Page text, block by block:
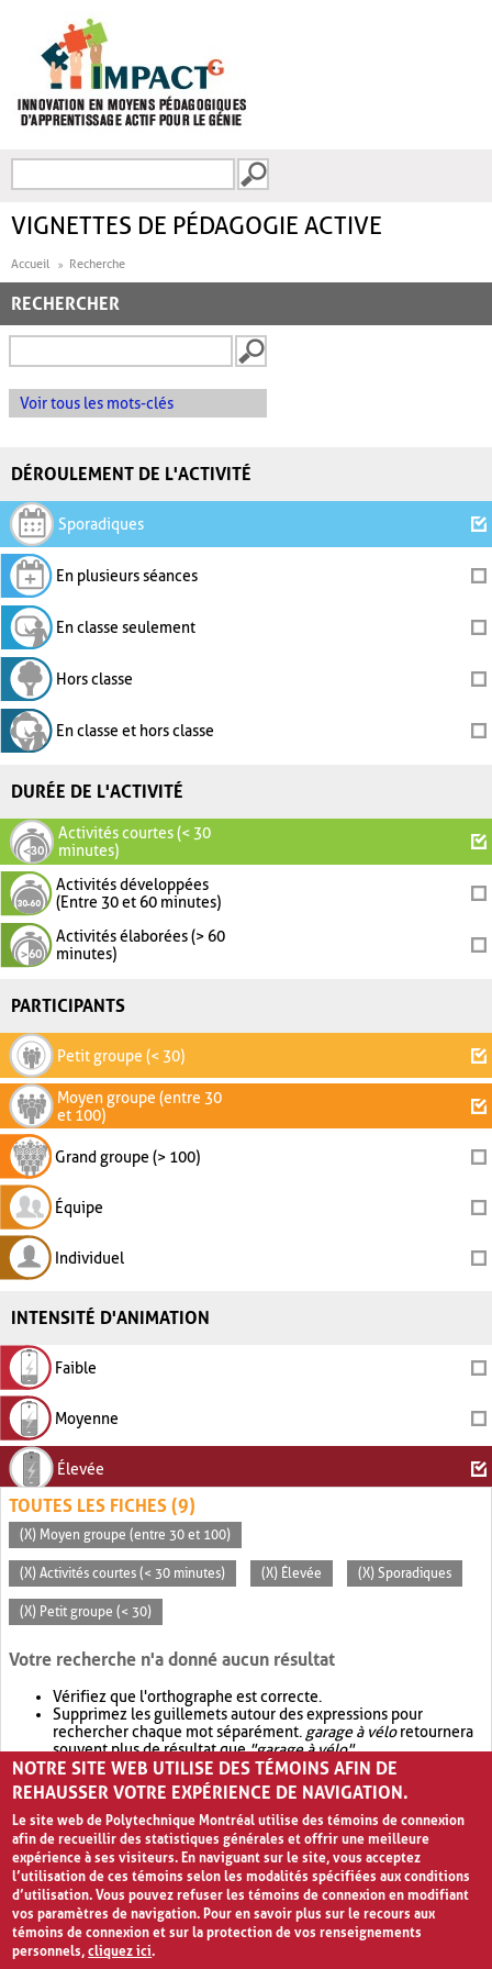
FORMULAIRE DE
VIGNETTES DE PÉDAGOGIE ACTIVE
Accueil Recherche
RECHERCHER
Voir tous les mots-clés
DÉROULEMENT DE L'ACTIVITÉ
Sporadiques
En plusieurs séances
En classe seulement
Hors classe
En classe et hors classe
DURÉE DE L'ACTIVITÉ
Activités courtes (< 30
minutes)
Activités développées
(Entre 30 et 60 minutes)
Activités élaborées (> 60
minutes)
PARTICIPANTS
Petit groupe (< 30)
Moyen groupe (entre 30
et 100)
Grand groupe (> 100)
Équipe
Individuel
INTENSITÉ D'ANIMATION
Faible
Moyenne
Élevée
TOUTES LES FICHES (9)
(X) Moyen groupe (entre 30 et 100)
(X) Activités courtes (< 30 minutes) (X) Élevée (X) Sporadiques
(X) Petit groupe (< 30)
Votre recherche n'a donné aucun résultat
Vérifiez que l'orthographe est correcte.
Supprimez les guillemets autour des expressions pour
rechercher chaque mot séparément. garage à véloretournera
souvent plus de résultat que"garage à vélo".
Envisagez d'élargir votre recherche avec OR.garage OR vélo
retournera souvent plus de résultat quegarage à vélo
NOTRE SITE WEB UTILISE DES TÉMOINS AFIN DE
REHAUSSER VOTRE EXPÉRIENCE DE NAVIGATION.
Le site web de Polytechnique Montréal utilise des témoins de connexion
afin de recueillir des statistiques générales et offrir une meilleure
expérience à ses visiteurs. En naviguant sur le site, vous acceptez
l’utilisation de ces témoins selon les modalités spécifiées aux conditions
d’utilisation. Vous pouvez refuser les témoins de connexion en modifiant
vos paramètres de navigation. Pour en savoir plus sur le recours aux
témoins de connexion et sur la protection de vos renseignements
personnels,cliquez ici.